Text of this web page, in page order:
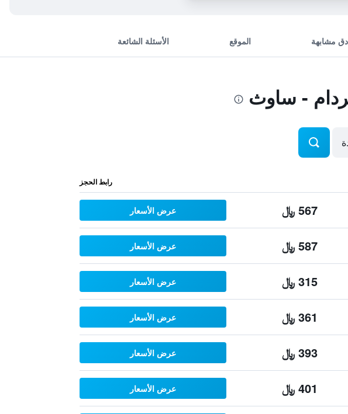
مشابهة الموقع الأسئلة الشائعة
- ساوث
رابط الحجز
567 ﷼ عرض الأسعار
587 ﷼ عرض الأسعار
315 ﷼ عرض الأسعار
361 ﷼ عرض الأسعار
393 ﷼ عرض الأسعار
401 ﷼ عرض الأسعار